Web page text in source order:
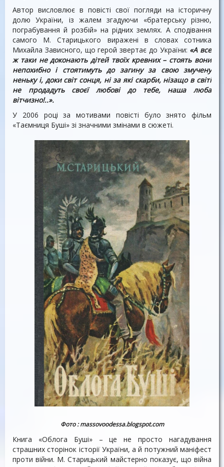
Автор висловлює в повісті свої погляди на історичну
долю України, із жалем згадуючи «братерську різню,
пограбування й розбій» на рідних землях. А сподівання
самого М. Старицького виражені в словах сотника
Михайла Зависного, що герой звертає до України: «А все
ж таки не доконають дітей твоїх кревних – стоять вони
непохибно і стоятимуть до загину за свою змучену
неньку і, доки світ сонця, ні за які скарби, нізащо в світі
не продадуть своєї любові до тебе, наша люба
вітчизно!..».
У 2006 році за мотивами повісті було знято фільм
«Таємниця Буші» зі значними змінами в сюжеті.
Фото : massovoodessa.blogspot.com
Книга «Облога Буші» – це не просто нагадування
страшних сторінок історії України, а й потужний маніфест
проти війни. М. Старицький майстерно показує, що війна